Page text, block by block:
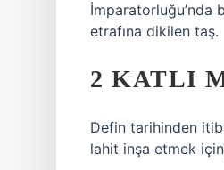
İmparatorluğu’nda
etrafına dikilen taş.
2 KATLI
Defin tarihinden
lahit inşa etmek